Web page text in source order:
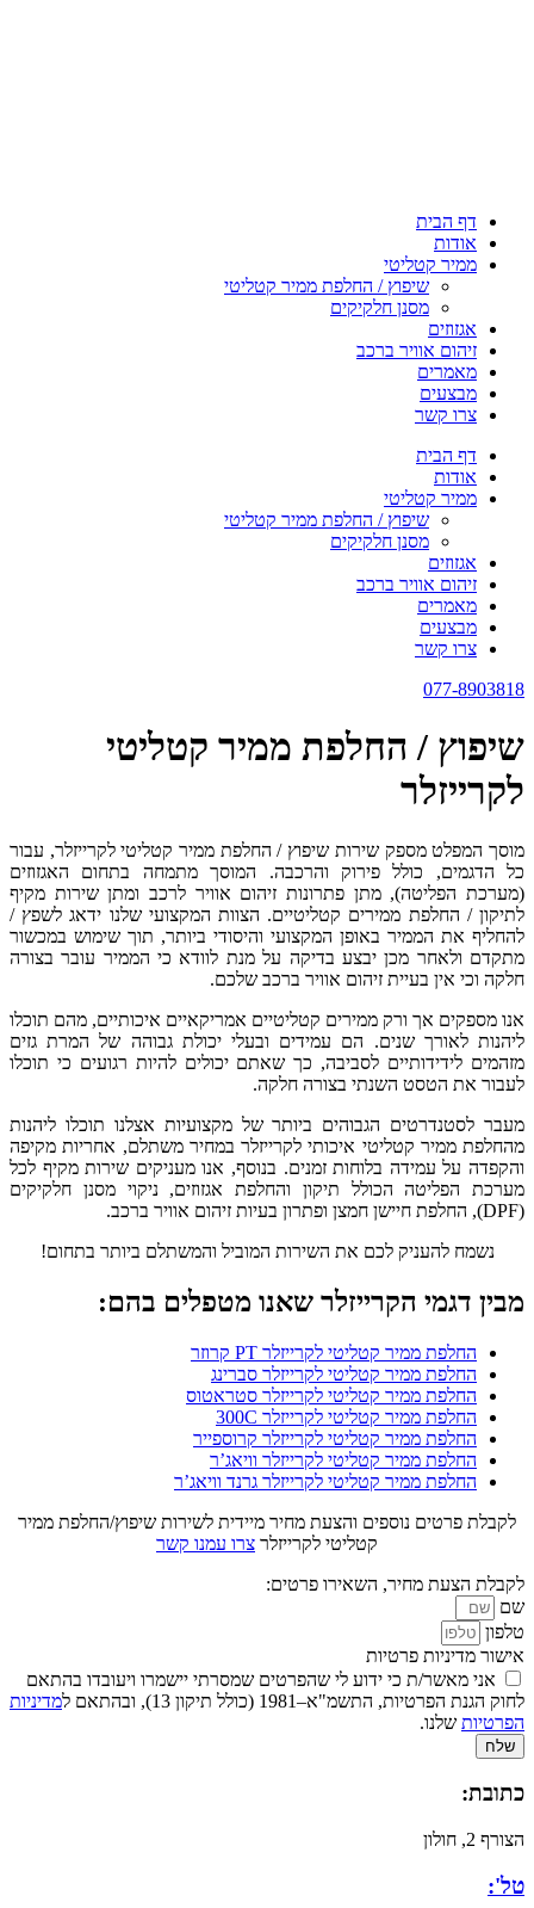
דף הבית
אודות
ממיר קטליטי
שיפוץ / החלפת ממיר קטליטי
מסנן חלקיקים
אגזוזים
זיהום אוויר ברכב
מאמרים
מבצעים
צרו קשר
דף הבית
אודות
ממיר קטליטי
שיפוץ / החלפת ממיר קטליטי
מסנן חלקיקים
אגזוזים
זיהום אוויר ברכב
מאמרים
מבצעים
צרו קשר
077-8903818
שיפוץ / החלפת ממיר קטליטי
לקרייזלר
מוסך המפלט מספק שירות שיפוץ / החלפת ממיר קטליטי לקרייזלר, עבור
כל הדגמים, כולל פירוק והרכבה. המוסך מתמחה בתחום האגזוזים
(מערכת הפליטה), מתן פתרונות זיהום אוויר לרכב ומתן שירות מקיף
לתיקון / החלפת ממירים קטליטיים. הצוות המקצועי שלנו ידאג לשפץ /
להחליף את הממיר באופן המקצועי והיסודי ביותר, תוך שימוש במכשור
מתקדם ולאחר מכן יבצע בדיקה על מנת לוודא כי הממיר עובר בצורה
חלקה וכי אין בעיית זיהום אוויר ברכב שלכם.
אנו מספקים אך ורק ממירים קטליטיים אמריקאיים איכותיים, מהם תוכלו
ליהנות לאורך שנים. הם עמידים ובעלי יכולת גבוהה של המרת גזים
מזהמים לידידותיים לסביבה, כך שאתם יכולים להיות רגועים כי תוכלו
לעבור את הטסט השנתי בצורה חלקה.
מעבר לסטנדרטים הגבוהים ביותר של מקצועיות אצלנו תוכלו ליהנות
מהחלפת ממיר קטליטי איכותי לקרייזלר במחיר משתלם, אחריות מקיפה
והקפדה על עמידה בלוחות זמנים. בנוסף, אנו מעניקים שירות מקיף לכל
מערכת הפליטה הכולל תיקון והחלפת אגזוזים, ניקוי מסנן חלקיקים
(DPF), החלפת חיישן חמצן ופתרון בעיות זיהום אוויר ברכב.
נשמח להעניק לכם את השירות המוביל והמשתלם ביותר בתחום!
מבין דגמי הקרייזלר שאנו מטפלים בהם:
החלפת ממיר קטליטי לקרייזלר PT קרוזר
החלפת ממיר קטליטי לקרייזלר סברינג
החלפת ממיר קטליטי לקרייזלר סטראטוס
החלפת ממיר קטליטי לקרייזלר 300C
החלפת ממיר קטליטי לקרייזלר קרוספייר
החלפת ממיר קטליטי לקרייזלר וויאג’ר
החלפת ממיר קטליטי לקרייזלר גרנד וויאג’ר
לקבלת פרטים נוספים והצעת מחיר מיידית לשירות שיפוץ/החלפת ממיר
קטליטי לקרייזלר צרו עמנו קשר
לקבלת הצעת מחיר, השאירו פרטים:
שם
טלפון
אישור מדיניות פרטיות
אני מאשר/ת כי ידוע לי שהפרטים שמסרתי יישמרו ויעובדו בהתאם
לחוק הגנת הפרטיות, התשמ"א–1981 (כולל תיקון 13), ובהתאם ל
מדיניות
הפרטיות שלנו.
שלח
כתובת:
הצורף 2, חולון
טל':